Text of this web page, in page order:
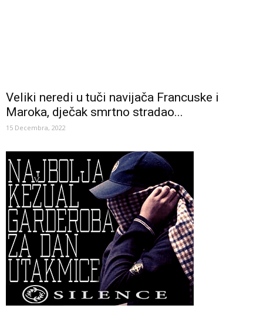
Veliki neredi u tuči navijača Francuske i
Maroka, dječak smrtno stradao...
15 Decembra, 2022